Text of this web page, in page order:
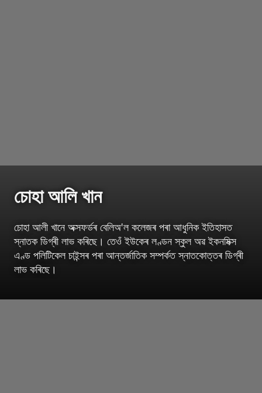
চোহা আলি খান
চোহা আলী খানে অক্সফৰ্ডৰ বেলিঅ'ল কলেজৰ পৰা আধুনিক ইতিহাসত
স্নাতক ডিগ্ৰী লাভ কৰিছে। তেওঁ ইউকেৰ লণ্ডন স্কুল অৱ ইকনমিক্স
এণ্ড পলিটিকেল চাইন্সৰ পৰা আন্তৰ্জাতিক সম্পৰ্কত স্নাতকোত্তৰ ডিগ্ৰী
লাভ কৰিছে।